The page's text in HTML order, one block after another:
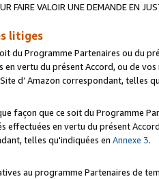
FAIRE VALOIR UNE DEMANDE EN
litiges
du Programme Partenaires ou du
vertu du présent Accord, ou de
d’ Amazon correspondant, telles
façon que ce soit du Programme
effectuées en vertu du présent
telles qu'indiquées en Annexe 3.
au programme Partenaires de